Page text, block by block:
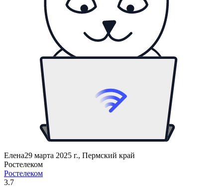
Елена29 марта 2025 г., Пермский край
Ростелеком
Ростелеком
3.7